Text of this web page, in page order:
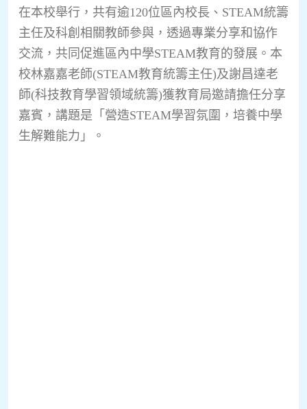
在本校舉行，共有逾120位區內校長、 STEAM統籌
主任及科創相關教師參與，透過專業分享和協作
交流，共同促進區內中學STEAM教育的發展。本
校林嘉嘉老師(STEAM教育統籌主任)及謝昌達老
師(科技教育學習領域統籌)獲教育局邀請擔任分享
嘉賓，講題是「營造STEAM學習氛圍，培養中學
生解難能力」。